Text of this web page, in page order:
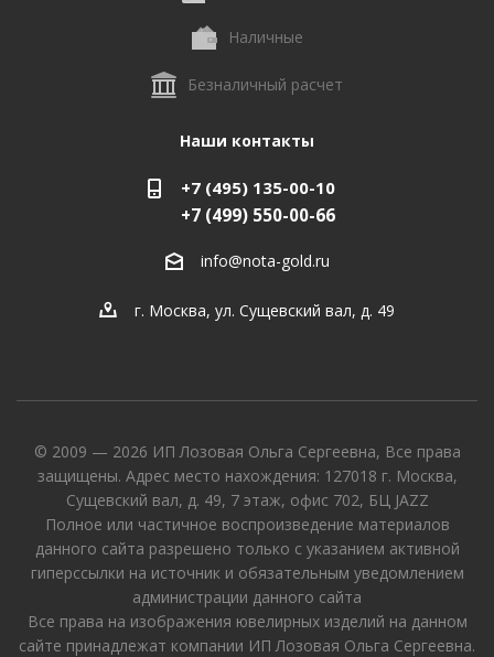
Наличные
Безналичный расчет
Наши контакты
+7 (495) 135-00-10
+7 (499) 550-00-66
info@nota-gold.ru
г. Москва, ул. Сущевский вал, д. 49
© 2009 — 2026 ИП Лозовая Ольга Сергеевна, Все права
защищены. Адрес место нахождения: 127018 г. Москва,
Сущевский вал, д. 49, 7 этаж, офис 702, БЦ JAZZ
Полное или частичное воспроизведение материалов
данного сайта разрешено только с указанием активной
гиперссылки на источник и обязательным уведомлением
администрации данного сайта
Все права на изображения ювелирных изделий на данном
сайте принадлежат компании ИП Лозовая Ольга Сергеевна.